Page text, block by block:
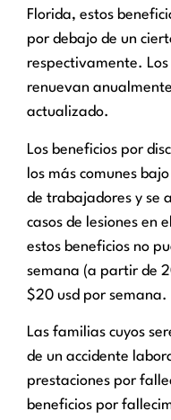
Florida, estos
por debajo de un
respectivamente. Los
renuevan
actualizado.
Los beneficios por
los más comunes
de trabajadores y se
casos de lesiones en
estos beneficios no
semana (a partir de
$20 usd por semana.
Las familias cuyos
de un accidente
prestaciones por
beneficios por